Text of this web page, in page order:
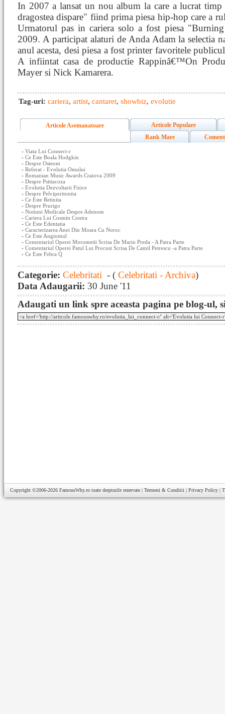
In 2007 a lansat un nou album la care a lucrat
dragostea dispare" fiind prima piesa hip-hop care a
Urmatorul pas in cariera solo a fost piesa
2009. A participat alaturi de Anda Adam la selectia
anul acesta, desi piesa a fost printer favoritele
A infiintat casa de productie Rappinâ€™On
Mayer si Nick Kamarera.
Tag-uri: cariera, artist, cantaret, showbiz, evolutie
Articole Asemanatoare
Articole Populare
Rank Mare
- Viata Lui Connect-r
- Ce Este Boala Hodgkin
- Despre Osteom
- Referat - Evolutia Omului
- Romanian Music Awards Craiova 2009
- Despre Psittacoza
- Evolutia Dezvoltarii Fizice
- Despre Pelviperitonita
- Ce Este Retinita
- Despre Prurigo
- Notiuni Medicale Despre Adenom
- Cariera Lui Cosmin Contra
- Ce Este Edentatia
- Caracterizarea Anei Din Moara Cu Noroc
- Ce Este Angiomul
- Comentariul Operei Morometii Scrisa De Marin Preda - A Patra Parte
- Comentariul Operei Patul Lui Procust Scrisa De Camil Petrescu -a Patra Parte
- Ce Este Febra Q
Categorie: Celebritati - ( Celebritati - Archiva)
Data Adaugarii: 30 June '11
Adaugati un link spre aceasta pagina pe blog-ul,
Copyright ©2006-2026 FamousWhy.ro toate drepturile rezervate | Termeni & Conditii | Privacy Policy |